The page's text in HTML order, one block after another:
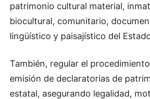
patrimonio cultural material,
biocultural, comunitario,
lingüístico y paisajístico del
También, regular el
emisión de declaratorias de
estatal, asegurando legalidad,